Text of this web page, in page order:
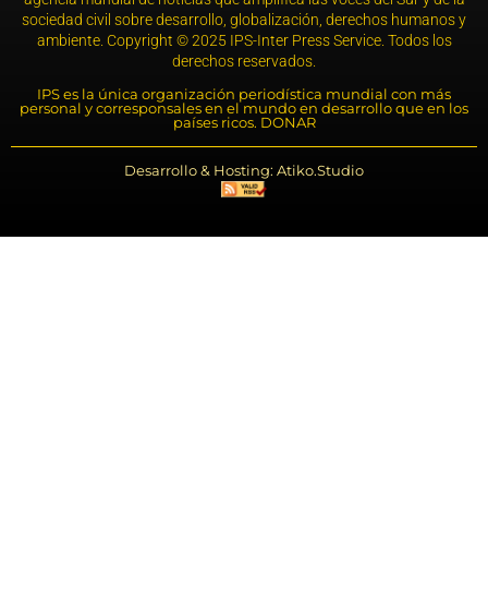
sociedad civil sobre desarrollo, globalización, derechos humanos y
ambiente. Copyright © 2025 IPS-Inter Press Service. Todos los
derechos reservados.
IPS es la única organización periodística mundial con más
personal y corresponsales en el mundo en desarrollo que en los
países ricos. DONAR
Desarrollo & Hosting: Atiko.Studio